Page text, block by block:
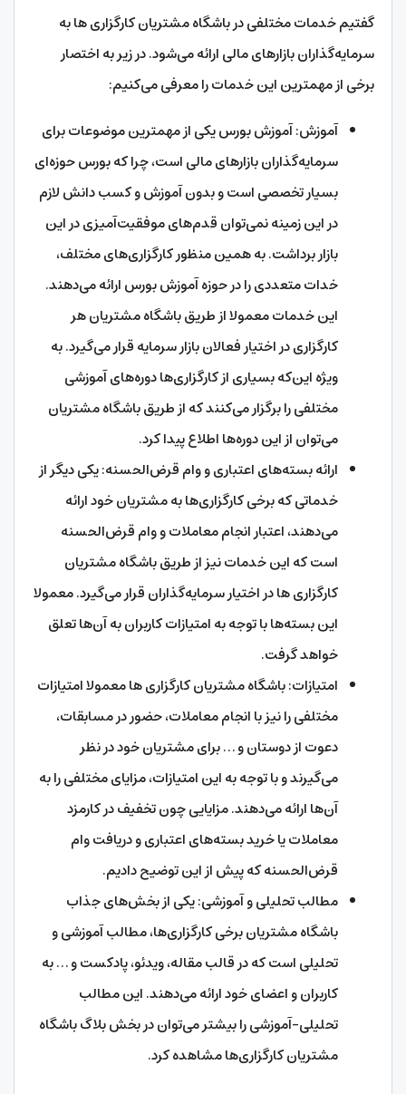
گفتیم خدمات مختلفی در باشگاه مشتریان کارگزاری ها به
سرمایه‌گذاران بازارهای مالی ارائه می‌شود. در زیر به اختصار
برخی از مهمترین این خدمات را معرفی می‌کنیم:
آموزش: آموزش بورس یکی از مهمترین موضوعات برای
سرمایه‌گذاران بازارهای مالی است، چرا که بورس حوزه‌ای
بسیار تخصصی است و بدون آموزش و کسب دانش لازم
در این زمینه نمی‌توان قدم‌های موفقیت‌آمیزی در این
بازار برداشت. به همین منظور کارگزاری‌های مختلف،
خدات متعددی را در حوزه آموزش بورس ارائه می‌دهند.
این خدمات معمولا از طریق باشگاه مشتریان هر
کارگزاری در اختیار فعالان بازار سرمایه قرار می‌گیرد. به
ویژه این‌که بسیاری از کارگزاری‌ها دوره‌های آموزشی
مختلفی را برگزار می‌کنند که از طریق باشگاه مشتریان
می‌توان از این دوره‌ها اطلاع پیدا کرد.
ارائه بسته‌های اعتباری و وام قرض‌الحسنه: یکی دیگر از
خدماتی که برخی کارگزاری‌ها به مشتریان خود ارائه
می‌دهند، اعتبار انجام معاملات و وام قرض‌الحسنه
است که این خدمات نیز از طریق باشگاه مشتریان
کارگزاری ها در اختیار سرمایه‌گذاران قرار می‌گیرد. معمولا
این بسته‌ها با توجه به امتیازات کاربران به آن‌ها تعلق
خواهد گرفت.
امتیازات: باشگاه مشتریان کارگزاری‌ ها معمولا امتیازات
مختلفی را نیز با انجام معاملات، حضور در مسابقات،
دعوت از دوستان و … برای مشتریان خود در نظر
می‌گیرند و با توجه به این امتیازات، مزایای مختلفی را به
آن‌ها ارائه می‌دهند. مزایایی چون تخفیف در کارمزد
معاملات یا خرید بسته‌های اعتباری و دریافت وام
قرض‌الحسنه که پیش از این توضیح دادیم.
مطالب تحلیلی و آموزشی: یکی از بخش‌های جذاب
باشگاه مشتریان برخی کارگزاری‌ها، مطالب آموزشی و
تحلیلی است که در قالب مقاله، ویدئو، پادکست و … به
کاربران و اعضای خود ارائه می‌دهند. این مطالب
تحلیلی-آموزشی را بیشتر می‌توان در بخش بلاگ باشگاه
مشتریان کارگزاری‌ها مشاهده کرد.